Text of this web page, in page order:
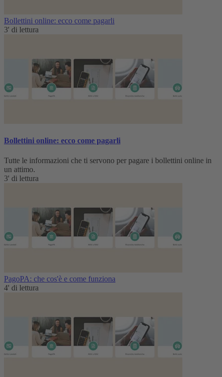
Bollettini online: ecco come pagarli
3' di lettura
Bollettini online: ecco come pagarli
Tutte le informazioni che ti servono per pagare i bollettini online in
un attimo.
3' di lettura
PagoPA: che cos'è e come funziona
4' di lettura